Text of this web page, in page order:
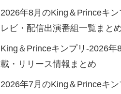
2026年8月のKing＆Princeキ
レビ・配信出演番組一覧まと
King＆Princeキンプリ-2026年
載・リリース情報まとめ
2026年7月のKing＆Princeキ